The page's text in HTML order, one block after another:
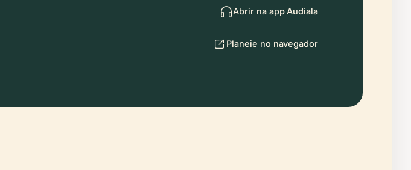
Abrir na app Audiala
Planeie no navegador